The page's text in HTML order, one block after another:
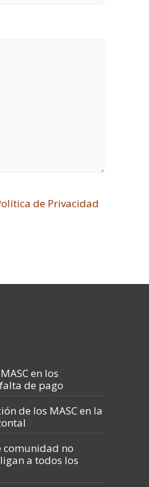
de Privacidad
en los
de pago
de los MASC en la
comunidad no
a todos los